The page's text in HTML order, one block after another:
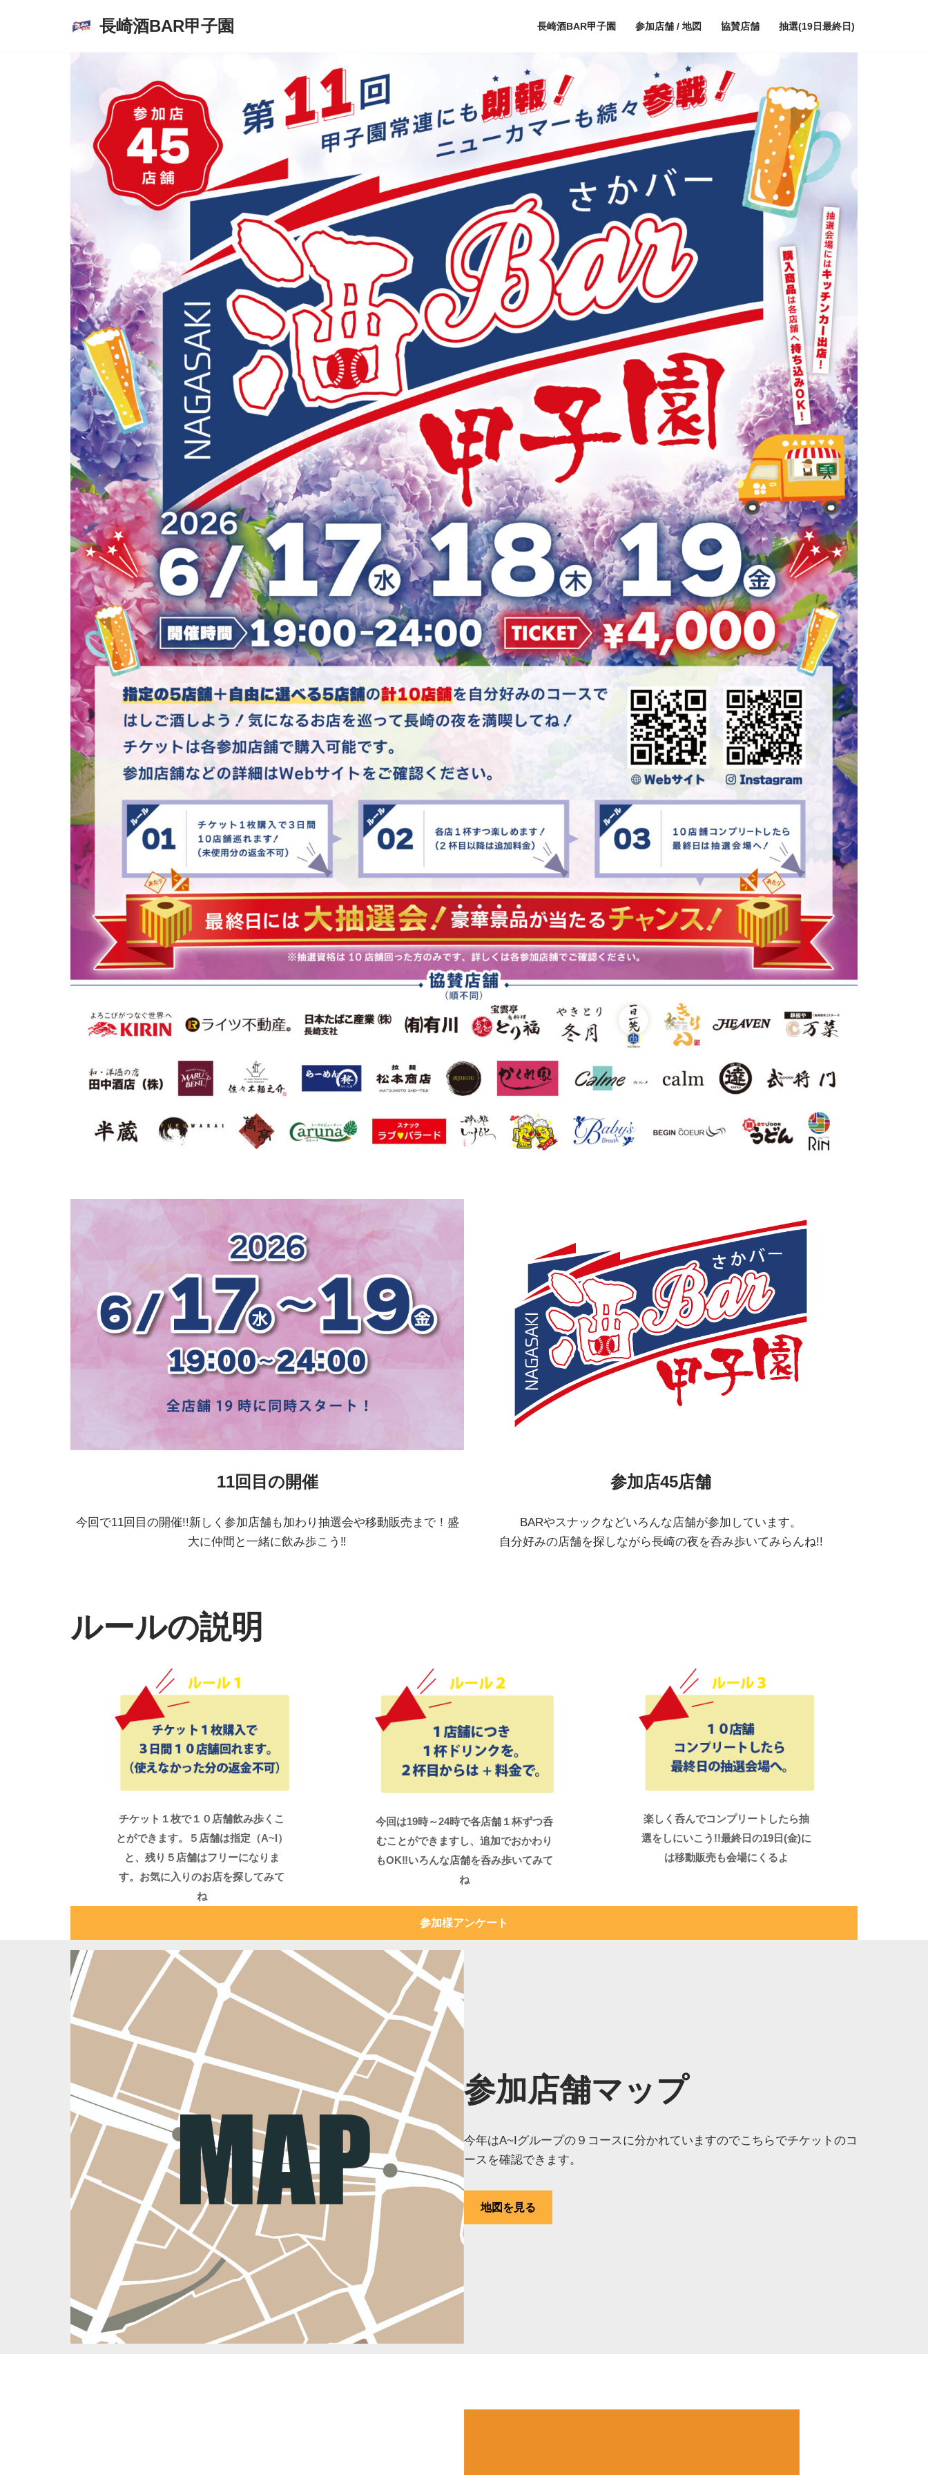
長崎酒BAR甲子園 長崎酒BAR甲子園 参加店舗 / 地図 協賛店舗 抽選(19日最終日)
11回目の開催
今回で11回目の開催!!新しく参加店舗も加わり抽選会や移動販売まで！盛
大に仲間と一緒に飲み歩こう‼
参加店45店舗
BARやスナックなどいろんな店舗が参加しています。
自分好みの店舗を探しながら長崎の夜を呑み歩いてみらんね!!
ルールの説明
チケット１枚で１０店舗飲み歩くこ
とができます。５店舗は指定（A~I）
と、残り５店舗はフリーになりま
す。お気に入りのお店を探してみて
ね
今回は19時～24時で各店舗１杯ずつ呑
むことができますし、追加でおかわり
もOK‼いろんな店舗を呑み歩いてみて
ね
楽しく呑んでコンプリートしたら抽
選をしにいこう!!最終日の19日(金)に
は移動販売も会場にくるよ
参加様アンケート
参加店舗マップ
今年はA~Iグループの９コースに分かれていますのでこちらでチケットのコ
ースを確認できます。
地図を見る